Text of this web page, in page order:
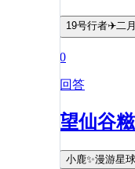
19号行者✈️二月
0
回答
望仙谷
小鹿✨漫游星